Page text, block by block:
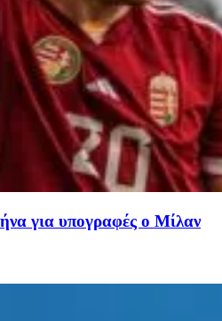
για υπογραφές ο Μίλαν